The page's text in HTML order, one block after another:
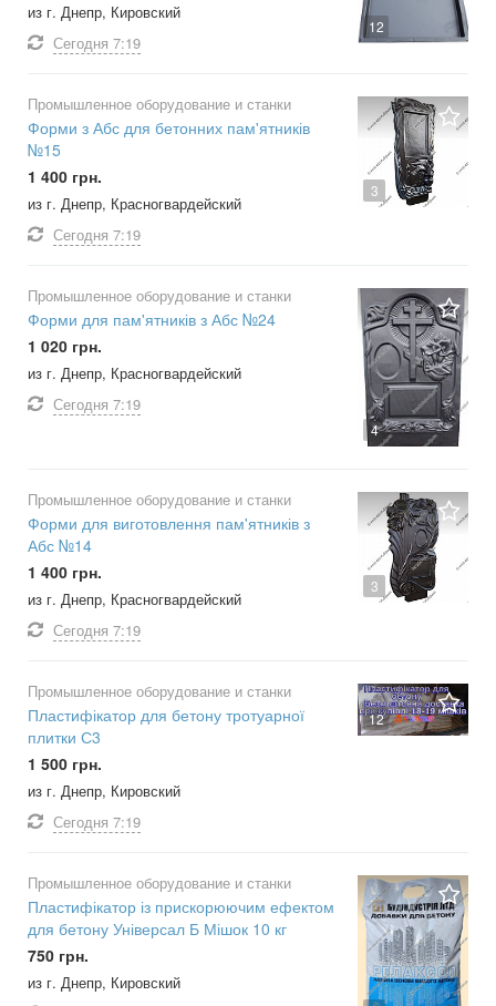
12
из г. Днепр, Кировский
Сегодня 7:19
3
Промышленное оборудование и станки
Форми з Абс для бетонних пам'ятників
№15
1 400 грн.
из г. Днепр, Красногвардейский
Сегодня 7:19
4
Промышленное оборудование и станки
Форми для пам'ятників з Абс №24
1 020 грн.
из г. Днепр, Красногвардейский
Сегодня 7:19
3
Промышленное оборудование и станки
Форми для виготовлення пам'ятників з
Абс №14
1 400 грн.
из г. Днепр, Красногвардейский
Сегодня 7:19
12
Промышленное оборудование и станки
Пластифікатор для бетону тротуарної
плитки С3
1 500 грн.
из г. Днепр, Кировский
Сегодня 7:19
Промышленное оборудование и станки
Пластифікатор із прискорюючим ефектом
для бетону Універсал Б Мішок 10 кг
750 грн.
из г. Днепр, Кировский